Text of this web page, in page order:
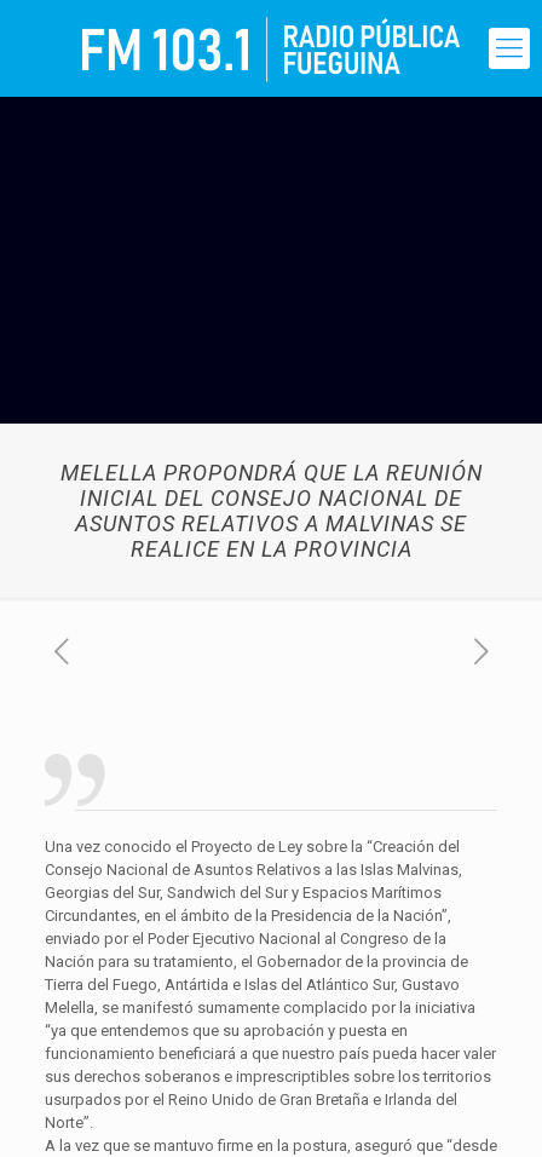
MELELLA PROPONDRÁ QUE LA REUNIÓN
INICIAL DEL CONSEJO NACIONAL DE
ASUNTOS RELATIVOS A MALVINAS SE
REALICE EN LA PROVINCIA
Una vez conocido el Proyecto de Ley sobre la “Creación del
Consejo Nacional de Asuntos Relativos a las Islas Malvinas,
Georgias del Sur, Sandwich del Sur y Espacios Marítimos
Circundantes, en el ámbito de la Presidencia de la Nación”,
enviado por el Poder Ejecutivo Nacional al Congreso de la
Nación para su tratamiento, el Gobernador de la provincia de
Tierra del Fuego, Antártida e Islas del Atlántico Sur, Gustavo
Melella, se manifestó sumamente complacido por la iniciativa
“ya que entendemos que su aprobación y puesta en
funcionamiento beneficiará a que nuestro país pueda hacer valer
sus derechos soberanos e imprescriptibles sobre los territorios
usurpados por el Reino Unido de Gran Bretaña e Irlanda del
Norte”.
A la vez que se mantuvo firme en la postura, aseguró que “desde